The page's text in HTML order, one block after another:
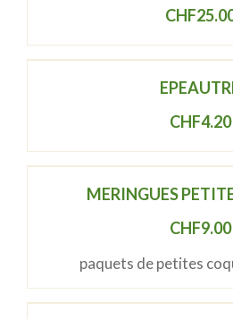
CHF
CHF4.20
MERINGUES
CHF9.00
paquets de petites